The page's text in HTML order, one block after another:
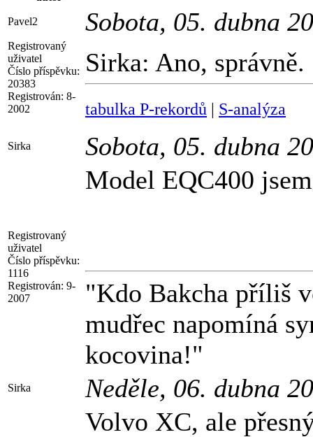
Pavel2 Sobota, 05. dubna
Registrovaný
uživatel
Číslo příspěvku:
20383
Registrován: 8-
2002
Sirka: Ano, správně.
tabulka P-rekordů | S-analýza
Sirka Sobota, 05. dubna
Registrovaný
uživatel
Číslo příspěvku:
1116
Registrován: 9-
2007
Model EQC400
"Kdo Bakcha příliš
mudřec napomíná
kocovina!"
Sirka Neděle, 06. dubna
Volvo XC, ale